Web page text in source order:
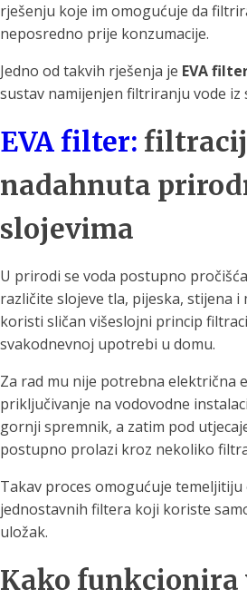
rješenju koje im omogućuje da
neposredno prije konzumacije.
Jedno od takvih rješenja je EVA
sustav namijenjen filtriranju vode iz
EVA filter:
nadahnuta
slojevima
U prirodi se voda postupno
različite slojeve tla, pijeska, stijena i
koristi sličan višeslojni princip
svakodnevnoj upotrebi u domu.
Za rad mu nije potrebna električna
priključivanje na vodovodne
gornji spremnik, a zatim pod
postupno prolazi kroz nekoliko
Takav proces omogućuje temeljitiju
jednostavnih filtera koji koriste
uložak.
Kako funkcionira